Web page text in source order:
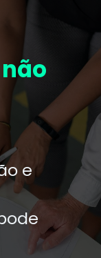
e